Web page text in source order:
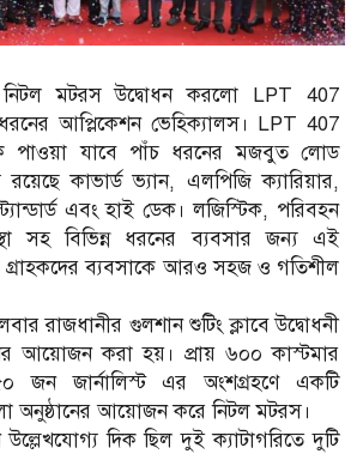
মটরস উদ্বোধন করলো LPT 407
আপ্লিকেশন ভেহিক্যালস। LPT 407
পাওয়া যাবে পাঁচ ধরনের মজবুত লোড
কাভার্ড ভ্যান, এলপিজি ক্যারিয়ার,
এবং হাই ডেক। লজিস্টিক, পরিবহন
সহ বিভিন্ন ধরনের ব্যবসার জন্য এই
গ্রাহকদের ব্যবসাকে আরও সহজ ও গতিশীল
রাজধানীর গুলশান শুটিং ক্লাবে উদ্বোধনী
আয়োজন করা হয়। প্রায় ৬০০ কাস্টমার
জন জার্নালিস্ট এর অংশগ্রহণে একটি
অনুষ্ঠানের আয়োজন করে নিটল মটরস।
উল্লেখযোগ্য দিক ছিল দুই ক্যাটাগরিতে দুটি